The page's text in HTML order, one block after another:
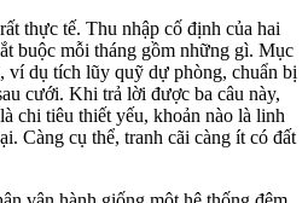
thực tế. Thu nhập cố định của hai
buộc mỗi tháng gồm những gì. Mục
ví dụ tích lũy quỹ dự phòng, chuẩn bị
cưới. Khi trả lời được ba câu này,
chi tiêu thiết yếu, khoản nào là linh
Càng cụ thể, tranh cãi càng ít có đất